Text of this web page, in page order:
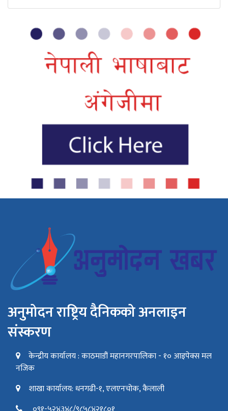
अनुमोदन राष्ट्रिय दैनिकको अनलाइन
संस्करण
केन्द्रीय कार्यालय : काठमाडौं महानगरपालिका - १० आइपेक्स मल
नजिक
शाखा कार्यालय: धनगढी-१, एलएनचोक, कैलाली